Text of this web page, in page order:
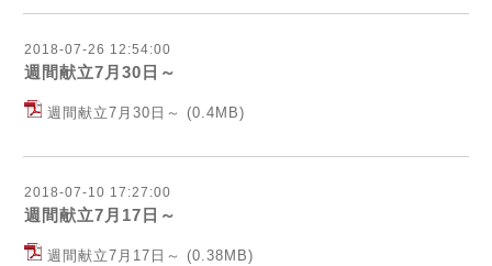
2018-07-26 12:54:00
週間献立7月30日～
週間献立7月30日～ (0.4MB)
2018-07-10 17:27:00
週間献立7月17日～
週間献立7月17日～ (0.38MB)